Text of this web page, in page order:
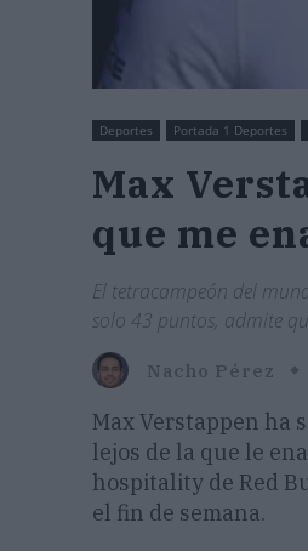
Deportes Portada 1 Deportes
Max
que me
El tetracampeón del
solo 43 puntos, admite
Nacho Pérez
Max Verstappen ha
lejos de la que le
hospitality de Red
el fin de semana.